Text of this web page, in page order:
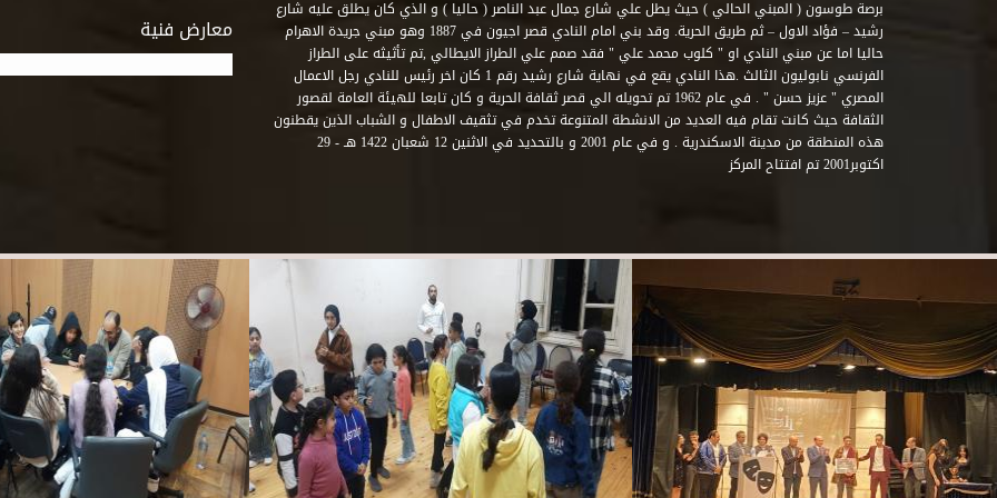
معارض فنية
برصة طوسون ( المبني الحالي ) حيث يطل علي شارع جمال عبد الناصر ( حاليا ) و الذي كان يطلق عليه شارع
رشيد – فؤاد الاول – ثم طريق الحرية. وقد بني امام النادي قصر اجيون في 1887 وهو مبني جريدة الاهرام
حاليا اما عن مبني النادي او " كلوب محمد علي " فقد صمم علي الطراز الايطالي ,تم تأثيثه على الطراز
الفرنسي نابوليون الثالث .هذا النادي يقع في نهاية شارع رشيد رقم 1 كان اخر رئيس للنادي رجل الاعمال
المصري " عزيز حسن " . في عام 1962 تم تحويله الي قصر ثقافة الحرية و كان تابعا للهيئة العامة لقصور
الثقافة حيث كانت تقام فيه العديد من الانشطة المتنوعة تخدم في تثقيف الاطفال و الشباب الذين يقطنون
هذه المنطقة من مدينة الاسكندرية . و في عام 2001 و بالتحديد في الاثنين 12 شعبان 1422 هـ - 29
اكتوبر2001 تم افتتاح المركز